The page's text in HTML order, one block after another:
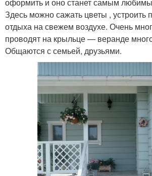
Здесь можно сажать цветы , устроить
отдыха на свежем воздухе. Очень
проводят на крыльце — веранде
Общаются с семьей, друзьями.